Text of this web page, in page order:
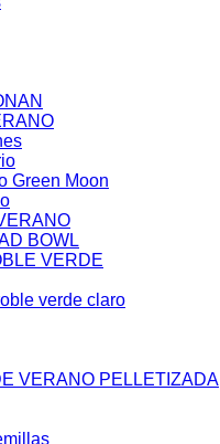
Green Moon
BOWL
VERDE
verde claro
VERANO PELLETIZADA